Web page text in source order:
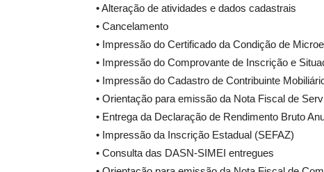
• Alteração de atividades e dados cadastrais
• Cancelamento
• Impressão do Certificado da Condição de
• Impressão do Comprovante de Inscrição e
• Impressão do Cadastro de Contribuinte
• Orientação para emissão da Nota Fiscal de
• Entrega da Declaração de Rendimento Bruto
• Impressão da Inscrição Estadual (SEFAZ)
• Consulta das DASN-SIMEI entregues